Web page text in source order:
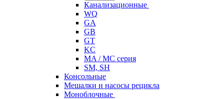
Канализационные
WQ
GA
GB
GT
KC
MA / MC серия
SM, SH
Консольные
Мешалки и насосы рецикла
Моноблочные